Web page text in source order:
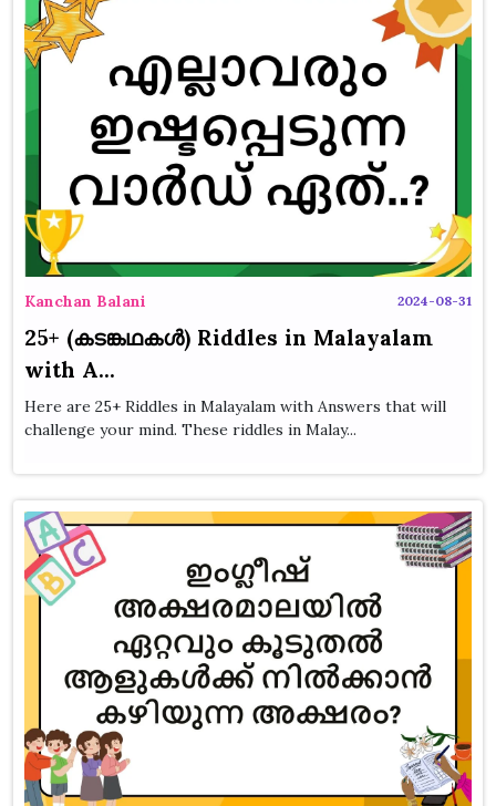
Kanchan Balani 2024-08-31
25+ (കടങ്കഥകൾ) Riddles in Malayalam
with A...
Here are 25+ Riddles in Malayalam with Answers that will
challenge your mind. These riddles in Malay...